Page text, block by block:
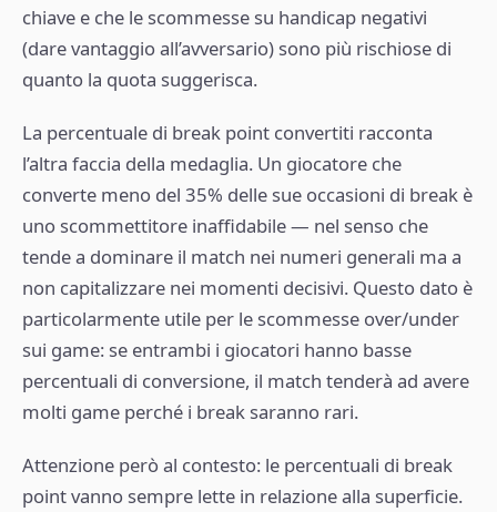
chiave e che le scommesse su handicap negativi
(dare vantaggio all’avversario) sono più rischiose di
quanto la quota suggerisca.
La percentuale di break point convertiti racconta
l’altra faccia della medaglia. Un giocatore che
converte meno del 35% delle sue occasioni di break è
uno scommettitore inaffidabile — nel senso che
tende a dominare il match nei numeri generali ma a
non capitalizzare nei momenti decisivi. Questo dato è
particolarmente utile per le scommesse over/under
sui game: se entrambi i giocatori hanno basse
percentuali di conversione, il match tenderà ad avere
molti game perché i break saranno rari.
Attenzione però al contesto: le percentuali di break
point vanno sempre lette in relazione alla superficie.